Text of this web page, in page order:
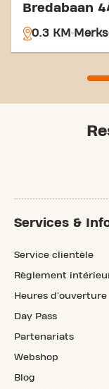
Bredabaan
0.3 KM
Services &
Service clientèle
Règlement
Heures d'ouverture
Day Pass
Partenariats
Webshop
Blog